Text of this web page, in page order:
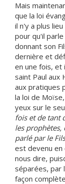
Mais
que la loi
il n'y a plus
pour qu'il
donnant son
dernière et
en une fois, et
saint Paul aux
aux pratiques
la loi de
yeux sur le
fois et de tant
les prophètes,
parlé par le
est devenu en
nous dire,
séparées, par
façon